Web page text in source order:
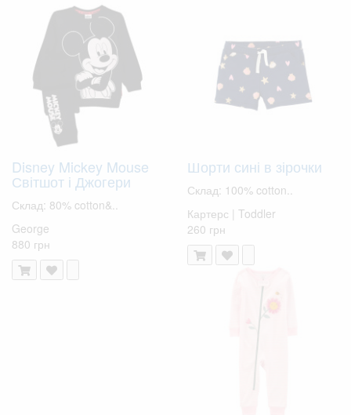
Disney Mickey Mouse
Світшот і Джогери
Склад: 80% cotton&..
George
880 грн
Шорти сині в зірочки
Склад: 100% cotton..
Картерс | Toddler
260 грн